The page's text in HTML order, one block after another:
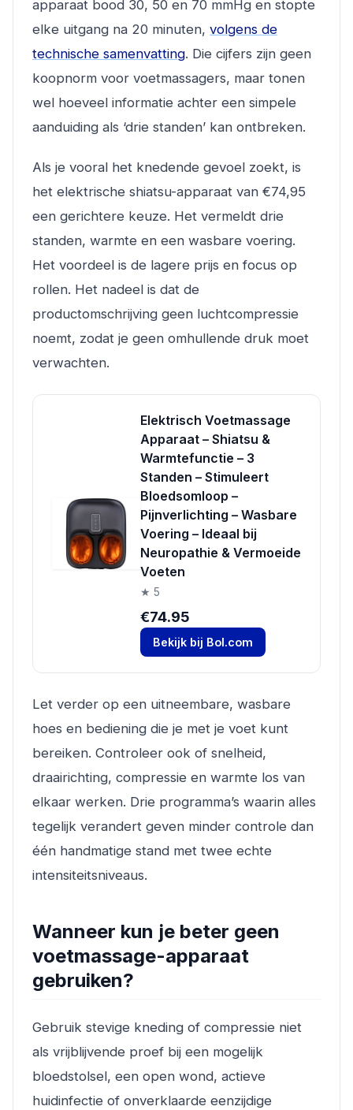
apparaat bood 30, 50 en 70 mmHg en stopte
elke uitgang na 20 minuten, volgens de
technische samenvatting. Die cijfers zijn geen
koopnorm voor voetmassagers, maar tonen
wel hoeveel informatie achter een simpele
aanduiding als ‘drie standen’ kan ontbreken.
Als je vooral het knedende gevoel zoekt, is
het elektrische shiatsu-apparaat van €74,95
een gerichtere keuze. Het vermeldt drie
standen, warmte en een wasbare voering.
Het voordeel is de lagere prijs en focus op
rollen. Het nadeel is dat de
productomschrijving geen luchtcompressie
noemt, zodat je geen omhullende druk moet
verwachten.
Elektrisch Voetmassage
Apparaat – Shiatsu &
Warmtefunctie – 3
Standen – Stimuleert
Bloedsomloop –
Pijnverlichting – Wasbare
Voering – Ideaal bij
Neuropathie & Vermoeide
Voeten
★ 5
€74.95
Bekijk bij Bol.com
Let verder op een uitneembare, wasbare
hoes en bediening die je met je voet kunt
bereiken. Controleer ook of snelheid,
draairichting, compressie en warmte los van
elkaar werken. Drie programma’s waarin alles
tegelijk verandert geven minder controle dan
één handmatige stand met twee echte
intensiteitsniveaus.
Wanneer kun je beter geen
voetmassage-apparaat
gebruiken?
Gebruik stevige kneding of compressie niet
als vrijblijvende proef bij een mogelijk
bloedstolsel, een open wond, actieve
huidinfectie of onverklaarde eenzijdige